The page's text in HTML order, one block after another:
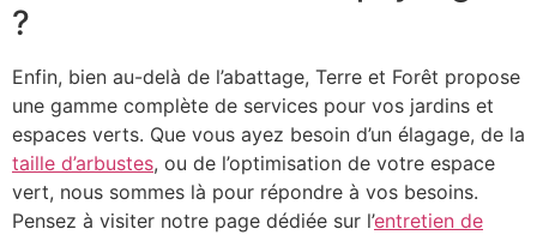
?
Enfin, bien au-delà de l’abattage, Terre et Forêt propose
une gamme complète de services pour vos jardins et
espaces verts. Que vous ayez besoin d’un élagage, de la
taille d’arbustes, ou de l’optimisation de votre espace
vert, nous sommes là pour répondre à vos besoins.
Pensez à visiter notre page dédiée sur l’entretien de